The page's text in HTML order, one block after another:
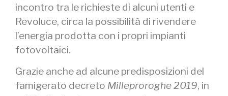
incontro tra le richieste di alcuni utenti e
Revoluce, circa la possibilità di rivendere
l’energia prodotta con i propri impianti
fotovoltaici.
Grazie anche ad alcune predisposizioni del
famigerato decreto Milleproroghe 2019, in